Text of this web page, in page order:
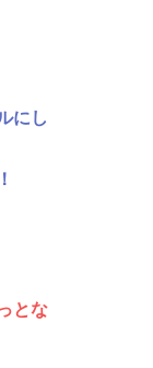
にし
とな